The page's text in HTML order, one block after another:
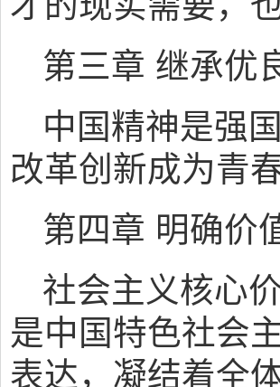
第三章 继承优
中国精神是强
改革创新成为青
第四章 明确价
社会主义核心
是中国特色社会
表达，凝结着全